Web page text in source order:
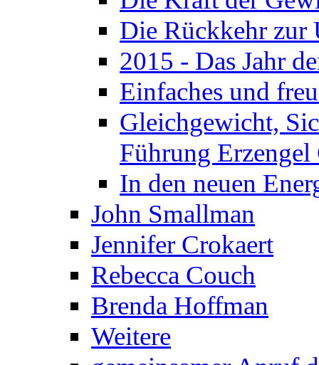
Die Rückkehr zur
2015 - Das Jahr
Einfaches und
Gleichgewicht,
Führung Erzengel
In den neuen
John Smallman
Jennifer Crokaert
Rebecca Couch
Brenda Hoffman
Weitere